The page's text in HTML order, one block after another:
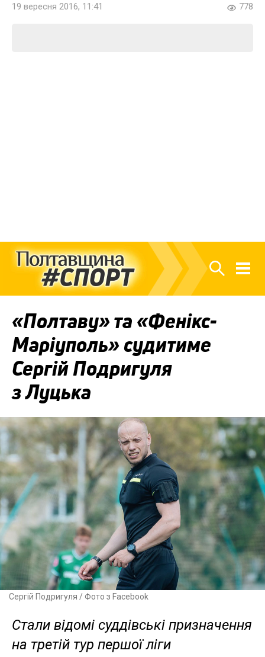
19 вересня 2016, 11:41 778
«Полтаву» та «Фенікс-
Маріуполь» судитиме
Сергій Подригуля
з Луцька
Сергій Подригуля / Фото з Facebook
Стали відомі суддівські призначення
на третій тур першої ліги